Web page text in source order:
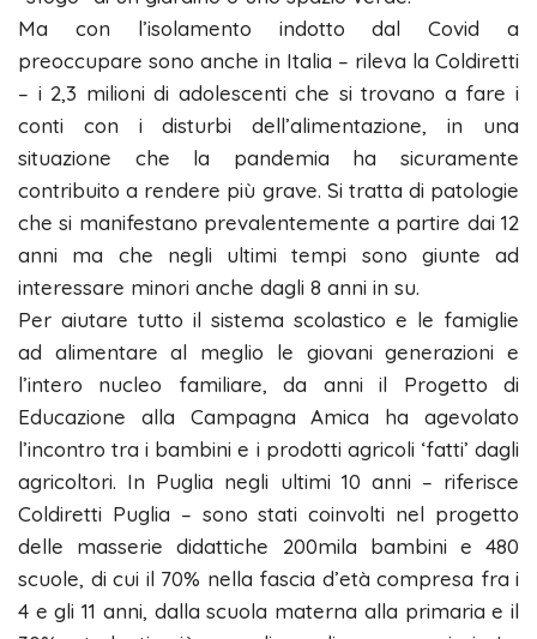
Ma con l’isolamento indotto dal Covid a
preoccupare sono anche in Italia – rileva la Coldiretti
– i 2,3 milioni di adolescenti che si trovano a fare i
conti con i disturbi dell’alimentazione, in una
situazione che la pandemia ha sicuramente
contribuito a rendere più grave. Si tratta di patologie
che si manifestano prevalentemente a partire dai 12
anni ma che negli ultimi tempi sono giunte ad
interessare minori anche dagli 8 anni in su.
Per aiutare tutto il sistema scolastico e le famiglie
ad alimentare al meglio le giovani generazioni e
l’intero nucleo familiare, da anni il Progetto di
Educazione alla Campagna Amica ha agevolato
l’incontro tra i bambini e i prodotti agricoli ‘fatti’ dagli
agricoltori. In Puglia negli ultimi 10 anni – riferisce
Coldiretti Puglia – sono stati coinvolti nel progetto
delle masserie didattiche 200mila bambini e 480
scuole, di cui il 70% nella fascia d’età compresa fra i
4 e gli 11 anni, dalla scuola materna alla primaria e il